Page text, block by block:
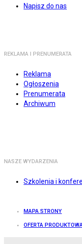
Napisz do nas
REKLAMA I PRENUMERATA
Reklama
Ogłoszenia
Prenumerata
Archiwum
NASZE WYDARZENIA
Szkolenia i
MAPA STRONY
OFERTA